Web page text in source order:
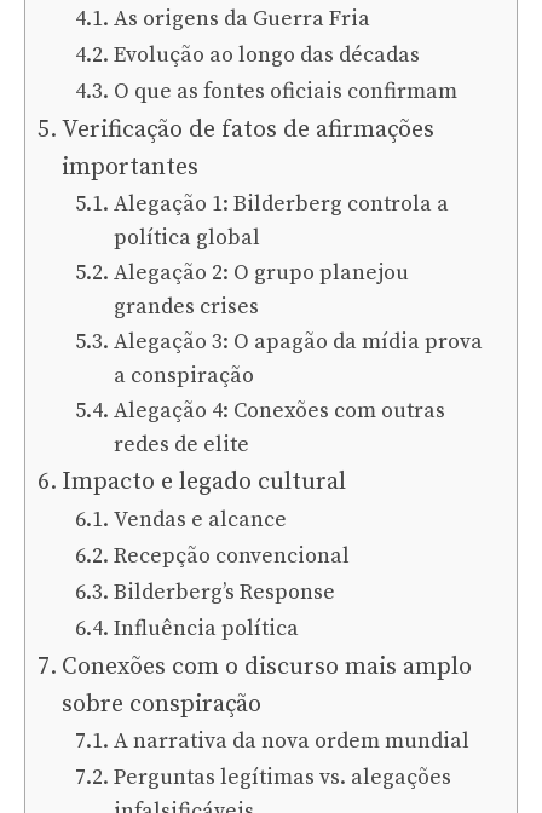
As origens da Guerra Fria
Evolução ao longo das décadas
O que as fontes oficiais confirmam
Verificação de fatos de afirmações
importantes
Alegação 1: Bilderberg controla a
política global
Alegação 2: O grupo planejou
grandes crises
Alegação 3: O apagão da mídia prova
a conspiração
Alegação 4: Conexões com outras
redes de elite
Impacto e legado cultural
Vendas e alcance
Recepção convencional
Bilderberg’s Response
Influência política
Conexões com o discurso mais amplo
sobre conspiração
A narrativa da nova ordem mundial
Perguntas legítimas vs. alegações